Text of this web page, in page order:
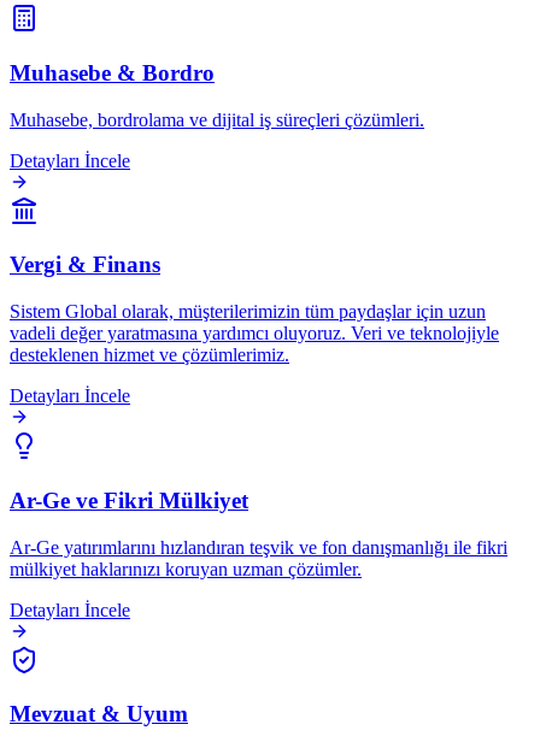
Muhasebe & Bordro
Muhasebe, bordrolama ve dijital iş süreçleri çözümleri.
Detayları İncele
Vergi & Finans
Sistem Global olarak, müşterilerimizin tüm paydaşlar için uzun
vadeli değer yaratmasına yardımcı oluyoruz. Veri ve teknolojiyle
desteklenen hizmet ve çözümlerimiz.
Detayları İncele
Ar-Ge ve Fikri Mülkiyet
Ar-Ge yatırımlarını hızlandıran teşvik ve fon danışmanlığı ile fikri
mülkiyet haklarınızı koruyan uzman çözümler.
Detayları İncele
Mevzuat & Uyum